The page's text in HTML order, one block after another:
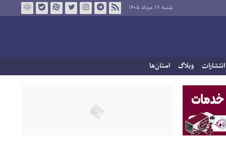
شنبه ۱۷ مرداد ۱۴۰۵
انتشارات وبلاگ استان‌ها